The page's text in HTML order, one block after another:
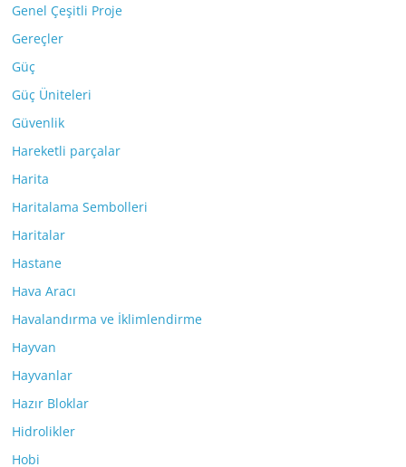
Genel Çeşitli Proje
Gereçler
Güç
Güç Üniteleri
Güvenlik
Hareketli parçalar
Harita
Haritalama Sembolleri
Haritalar
Hastane
Hava Aracı
Havalandırma ve İklimlendirme
Hayvan
Hayvanlar
Hazır Bloklar
Hidrolikler
Hobi